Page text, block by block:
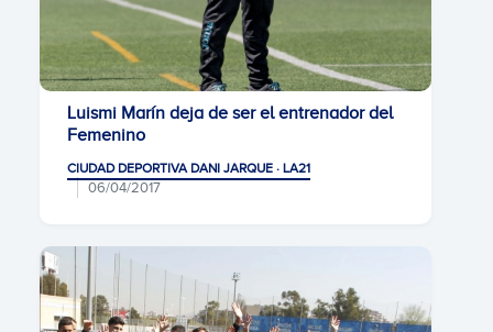
Luismi Marín deja de ser el entrenador del
Femenino
CIUDAD DEPORTIVA DANI JARQUE · LA21
06/04/2017